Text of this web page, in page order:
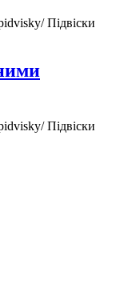
Підвіски
Підвіски